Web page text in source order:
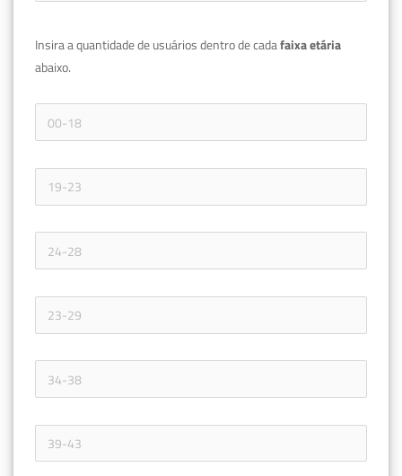
Insira a quantidade de usuários dentro de cada
abaixo.